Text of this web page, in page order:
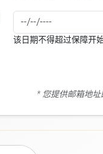
该日期不得超过保障开
* 您提供邮箱地址